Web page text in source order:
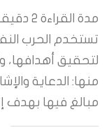
مدة القراءة 2
تستخدم الحرب
لتحقيق أهدافها،
منها: الدعاية
مبالغ فيها بهدف